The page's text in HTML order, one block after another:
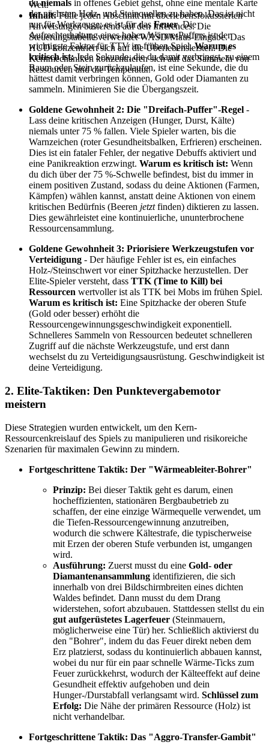
Welt.
Inhalt:Fülle jeden Abschnitt mit überlebensfokussierten
Anweisungen basierend auf den Inferences. Die
Steuerungstabelle verwendet WASD/Maus-Eingabe. Das
HUD konzentriert sich auf die Überlebensleisten. Die
Kernmechaniken konzentrieren sich auf das Sammeln von
Ressourcen und die Temperatur.
duniemals in offenes Gebiet gehst, ohne eine mentale Karte
der nächsten Holz- und Steinquellen zu haben. Das ist nicht
nur für Werkzeuge; es ist für dasFeuer. Die
Aufrechterhaltung eines hohen Wärme-Puffers ist der
wichtigste Faktor für TTV im frühen Spiel.Warum es
kritisch ist:Jede Sekunde, die du damit verbringst, zu einem
Baum oder Stein zurückzulaufen, ist eine Sekunde, die du
hättest damit verbringen können, Gold oder Diamanten zu
sammeln. Minimieren Sie die Übergangszeit.
Goldene Gewohnheit 2: Die "Dreifach-Puffer"-Regel -
Lass deine kritischen Anzeigen (Hunger, Durst, Kälte)
niemals unter 75 % fallen. Viele Spieler warten, bis die
Warnzeichen (roter Gesundheitsbalken, Erfrieren) erscheinen.
Dies ist ein fataler Fehler, der negative Debuffs aktiviert und
eine Panikreaktion erzwingt. Warum es kritisch ist: Wenn
du dich über der 75 %-Schwelle befindest, bist du immer in
einem positiven Zustand, sodass du deine Aktionen (Farmen,
Kämpfen) wählen kannst, anstatt deine Aktionen von einem
kritischen Bedürfnis (Beeren jetztfinden) diktieren zu lassen.
Dies gewährleistet eine kontinuierliche, ununterbrochene
Ressourcensammlung.
Goldene Gewohnheit 3: Priorisiere Werkzeugstufen vor
Verteidigung - Der häufige Fehler ist es, ein einfaches
Holz-/Steinschwert vor einer Spitzhacke herzustellen. Der
Elite-Spieler versteht, dass TTK (Time to Kill) bei
Ressourcen wertvoller ist als TTK bei Mobs im frühen Spiel.
Warum es kritisch ist: Eine Spitzhacke der oberen Stufe
(Gold oder besser) erhöht die
Ressourcengewinnungsgeschwindigkeit exponentiell.
Schnelleres Sammeln von Ressourcen bedeutet schnelleren
Zugriff auf die nächste Werkzeugstufe, und erst dann
wechselst du zu Verteidigungsausrüstung. Geschwindigkeit ist
deine Verteidigung.
2. Elite-Taktiken: Den Punktevergabemotor
meistern
Diese Strategien wurden entwickelt, um den Kern-
Ressourcenkreislauf des Spiels zu manipulieren und risikoreiche
Szenarien für maximalen Gewinn zu mindern.
Fortgeschrittene Taktik: Der "Wärmeableiter-Bohrer"
Prinzip: Bei dieser Taktik geht es darum, einen
hocheffizienten, stationären Bergbaubetrieb zu
schaffen, der eine einzige Wärmequelle verwendet, um
die Tiefen-Ressourcengewinnung anzutreiben,
wodurch die schwere Kältestrafe, die typischerweise
mit Erzen der oberen Stufe verbunden ist, umgangen
wird.
Ausführung: Zuerst musst du eine Gold- oder
Diamantenansammlung identifizieren, die sich
innerhalb von drei Bildschirmbreiten eines dichten
Waldes befindet. Dann musst du dem Drang
widerstehen, sofort abzubauen. Stattdessen stellst du ein
gut aufgerüstetes Lagerfeuer (Steinmauern,
möglicherweise eine Tür) her. Schließlich aktivierst du
den "Bohrer", indem du das Feuer direkt neben dem
Erz platzierst, sodass du kontinuierlich abbauen kannst,
wobei du nur für ein paar schnelle Wärme-Ticks zum
Feuer zurückkehrst, wodurch der Kälteeffekt auf deine
Gesundheit effektiv aufgehoben und dein
Hunger-/Durstabfall verlangsamt wird. Schlüssel zum
Erfolg: Die Nähe der primären Ressource (Holz) ist
nicht verhandelbar.
Fortgeschrittene Taktik: Das "Aggro-Transfer-Gambit"